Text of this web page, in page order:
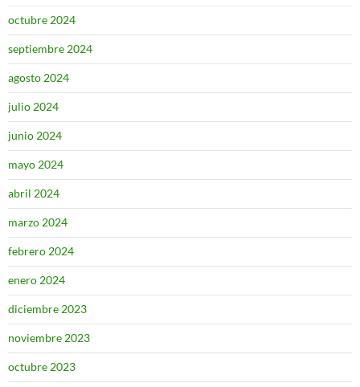
octubre 2024
septiembre 2024
agosto 2024
julio 2024
junio 2024
mayo 2024
abril 2024
marzo 2024
febrero 2024
enero 2024
diciembre 2023
noviembre 2023
octubre 2023